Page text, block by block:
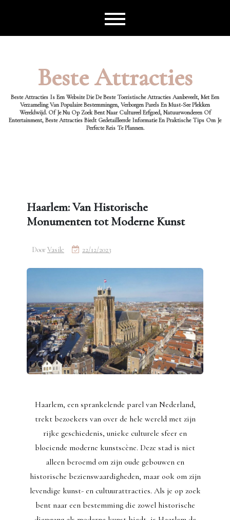
Beste Attracties
Beste Attracties Is Een Website Die De Beste Toeristische Attracties Aanbeveelt, Met Een
Verzameling Van Populaire Bestemmingen, Verborgen Parels En Must-See Plekken
Wereldwijd. Of Je Nu Op Zoek Bent Naar Cultureel Erfgoed, Natuurwonderen Of
Entertainment, Beste Attracties Biedt Gedetailleerde Informatie En Praktische Tips Om Je
Perfecte Reis Te Plannen.
Haarlem: Van Historische
Monumenten tot Moderne Kunst
DoorVasile 22/12/2023
Haarlem, een sprankelende parel van Nederland,
trekt bezoekers van over de hele wereld met zijn
rijke geschiedenis, unieke culturele sfeer en
bloeiende moderne kunstscène. Deze stad is niet
alleen beroemd om zijn oude gebouwen en
historische bezienswaardigheden, maar ook om zijn
levendige kunst- en cultuurattracties. Als je op zoek
bent naar een bestemming die zowel historische